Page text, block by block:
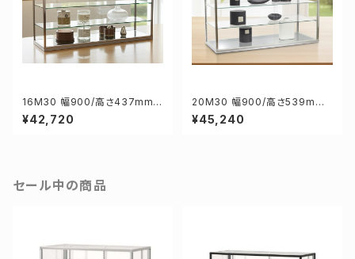
16M30 幅900/高さ437mm
業務用 ガラスケース ショーケー
ス コレクションケース ディスプ
¥42,720
20M30 幅900/高さ539mm
業務用 ガラスケース ショーケー
ス コレクションケース ディスプ
¥45,240
セール中の商品